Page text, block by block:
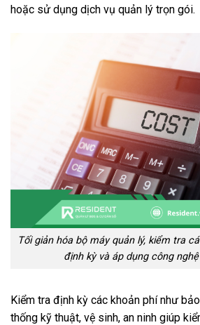
hoặc sử dụng dịch vụ quản lý trọn gói.
Tối giản hóa bộ máy quản lý, kiểm tra
định kỳ và áp dụng công
Kiểm tra định kỳ các khoản phí như
thống kỹ thuật, vệ sinh, an ninh giúp